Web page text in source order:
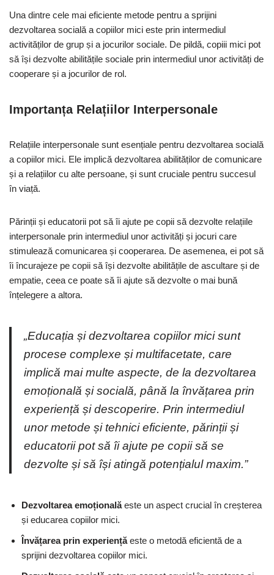
Una dintre cele mai eficiente metode pentru a sprijini
dezvoltarea socială a copiilor mici este prin intermediul
activităților de grup și a jocurilor sociale. De pildă, copiii mici pot
să își dezvolte abilitățile sociale prin intermediul unor activități de
cooperare și a jocurilor de rol.
Importanța Relațiilor Interpersonale
Relațiile interpersonale sunt esențiale pentru dezvoltarea socială
a copiilor mici. Ele implică dezvoltarea abilităților de comunicare
și a relațiilor cu alte persoane, și sunt cruciale pentru succesul
în viață.
Părinții și educatorii pot să îi ajute pe copii să dezvolte relațiile
interpersonale prin intermediul unor activități și jocuri care
stimulează comunicarea și cooperarea. De asemenea, ei pot să
îi încurajeze pe copii să își dezvolte abilitățile de ascultare și de
empatie, ceea ce poate să îi ajute să dezvolte o mai bună
înțelegere a altora.
„Educația și dezvoltarea copiilor mici sunt
procese complexe și multifacetate, care
implică mai multe aspecte, de la dezvoltarea
emoțională și socială, până la învățarea prin
experiență și descoperire. Prin intermediul
unor metode și tehnici eficiente, părinții și
educatorii pot să îi ajute pe copii să se
dezvolte și să își atingă potențialul maxim.”
Dezvoltarea emoționalăeste un aspect crucial în creșterea
și educarea copiilor mici.
Învățarea prin experiențăeste o metodă eficientă de a
sprijini dezvoltarea copiilor mici.